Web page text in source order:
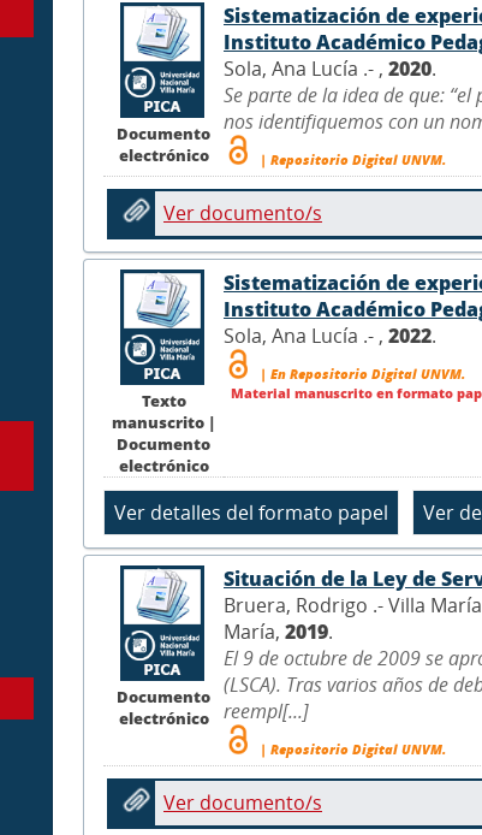
Documento
electrónico
Sistematización de
Instituto Académico
Sola, Ana Lucía .- , 2020.
Se parte de la idea de que:
nos identifiquemos con un
| Repositorio Digital UNVM.
Ver documento/s
Texto
manuscrito |
Documento
electrónico
Sistematización de
Instituto Académico
Sola, Ana Lucía .- , 2022.
| En Repositorio Digital UNVM.
Material manuscrito en formato
Documento
electrónico
Situación de la Ley de
Bruera, Rodrigo .- Villa
María, 2019.
El 9 de octubre de 2009 se
(LSCA). Tras varios años de
reempl[...]
| Repositorio Digital UNVM.
Ver documento/s